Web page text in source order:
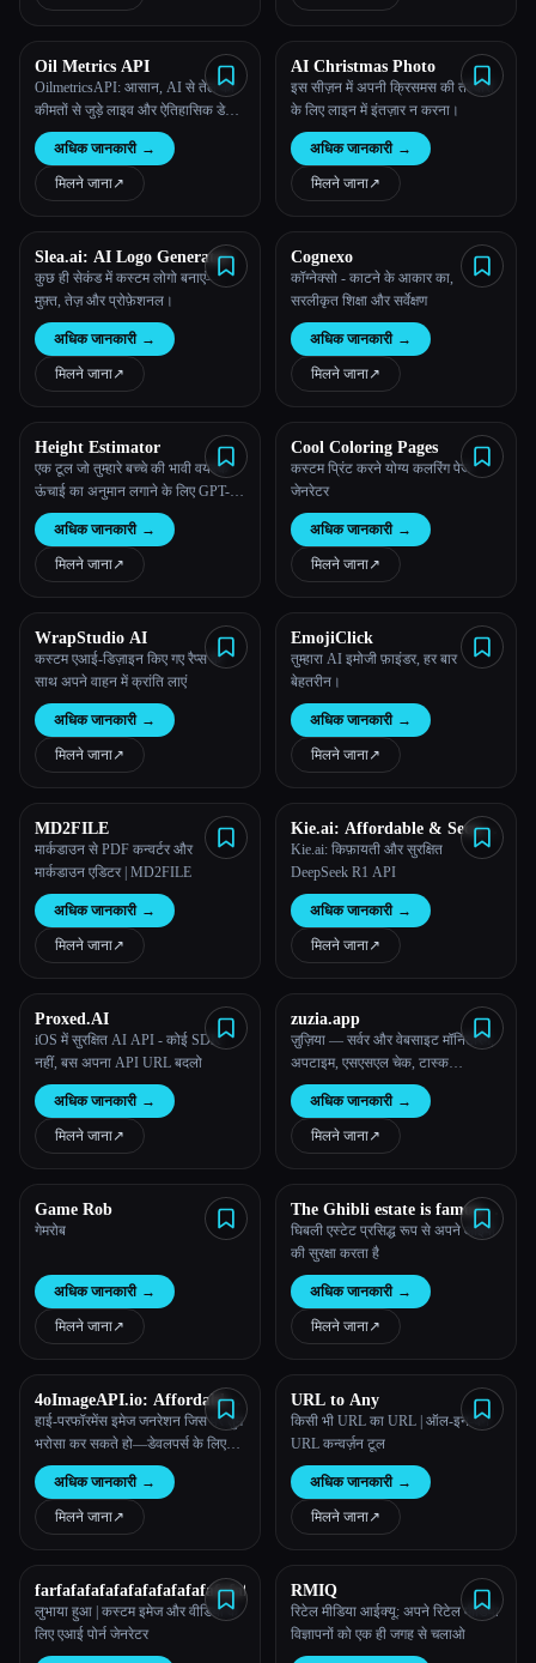
Oil Metrics API
OilmetricsAPI: आसान, AI से तेल की
कीमतों से जुड़े लाइव और ऐतिहासिक डेटा
का ऐक्सेस।
अधिक जानकारी →
मिलने जाना↗︎
AI Christmas Photo
इस सीज़न में अपनी क्रिसमस की तस्वीरों
के लिए लाइन में इंतज़ार न करना।
अधिक जानकारी →
मिलने जाना↗︎
Slea.ai: AI Logo Generator
कुछ ही सेकंड में कस्टम लोगो बनाएं—
मुफ़्त, तेज़ और प्रोफ़ेशनल।
अधिक जानकारी →
मिलने जाना↗︎
Cognexo
कॉग्नेक्सो - काटने के आकार का,
सरलीकृत शिक्षा और सर्वेक्षण
अधिक जानकारी →
मिलने जाना↗︎
Height Estimator
एक टूल जो तुम्हारे बच्चे की भावी वयस्क
ऊंचाई का अनुमान लगाने के लिए GPT-4
का इस्तेमाल करता है और ऊंचाई का
अनुमान लगाने के लिए छवियों का विश्लेषण
करता है।
अधिक जानकारी →
मिलने जाना↗︎
Cool Coloring Pages
कस्टम प्रिंट करने योग्य कलरिंग पेज
जेनरेटर
अधिक जानकारी →
मिलने जाना↗︎
WrapStudio AI
कस्टम एआई-डिज़ाइन किए गए रैप्स के
साथ अपने वाहन में क्रांति लाएं
अधिक जानकारी →
मिलने जाना↗︎
EmojiClick
तुम्हारा AI इमोजी फ़ाइंडर, हर बार
बेहतरीन।
अधिक जानकारी →
मिलने जाना↗︎
MD2FILE
मार्कडाउन से PDF कन्वर्टर और
मार्कडाउन एडिटर | MD2FILE
अधिक जानकारी →
मिलने जाना↗︎
Kie.ai: Affordable & Secure
DeepSeek R1 API
Kie.ai: किफ़ायती और सुरक्षित
DeepSeek R1 API
अधिक जानकारी →
मिलने जाना↗︎
Proxed.AI
iOS में सुरक्षित AI API - कोई SDK
नहीं, बस अपना API URL बदलो
अधिक जानकारी →
मिलने जाना↗︎
zuzia.app
ज़ुज़िया — सर्वर और वेबसाइट मॉनिटरिंग,
अपटाइम, एसएसएल चेक, टास्क
ऑटोमेशन
अधिक जानकारी →
मिलने जाना↗︎
Game Rob
गेमरोब
अधिक जानकारी →
मिलने जाना↗︎
The Ghibli estate is famously
protective of their IP
घिबली एस्टेट प्रसिद्ध रूप से अपने आईपी
की सुरक्षा करता है
अधिक जानकारी →
मिलने जाना↗︎
4oImageAPI.io: Affordable
and Reliable 4o Image
API(The latest released)
हाई-परफॉरमेंस इमेज जनरेशन जिस पर तुम
भरोसा कर सकते हो—डेवलपर्स के लिए
डिज़ाइन किया गया है, जो स्केल के लिए
तैयार है।
अधिक जानकारी →
मिलने जाना↗︎
URL to Any
किसी भी URL का URL | ऑल-इन-वन
URL कन्वर्ज़न टूल
अधिक जानकारी →
मिलने जाना↗︎
farfafafafafafafafafafafafafafafafafafaf
लुभाया हुआ | कस्टम इमेज और वीडियो के
लिए एआई पोर्न जेनरेटर
RMIQ
रिटेल मीडिया आईक्यू: अपने रिटेल मीडिया
विज्ञापनों को एक ही जगह से चलाओ